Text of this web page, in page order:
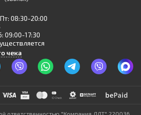
08:30-20:00
09:00-17:30
чека
ответственностью "Компания ДЛТ" 220036,